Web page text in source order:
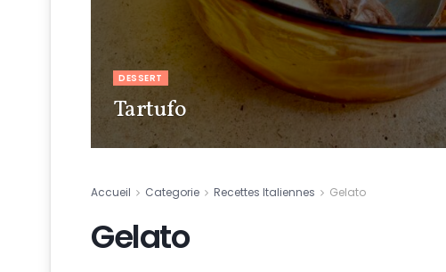
DESSERT
Tartufo
Accueil Categorie Recettes Italiennes Gelato
Gelato